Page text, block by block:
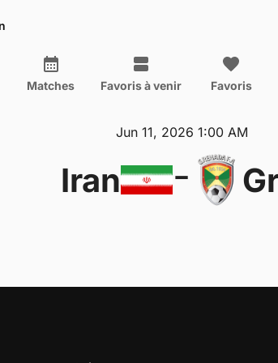
Matches Favoris à venir Favoris
Jun 11, 2026 1:00 AM
Iran -